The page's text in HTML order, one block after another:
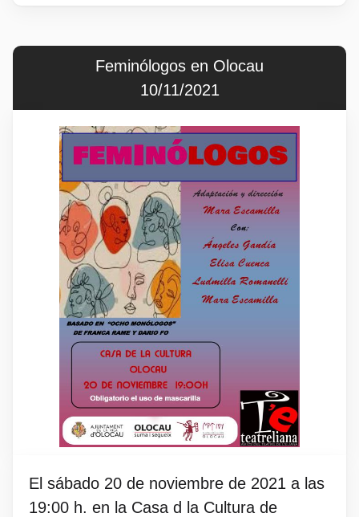
Feminólogos en Olocau
10/11/2021
El sábado 20 de noviembre de 2021 a las
19:00 h. en la Casa d la Cultura de